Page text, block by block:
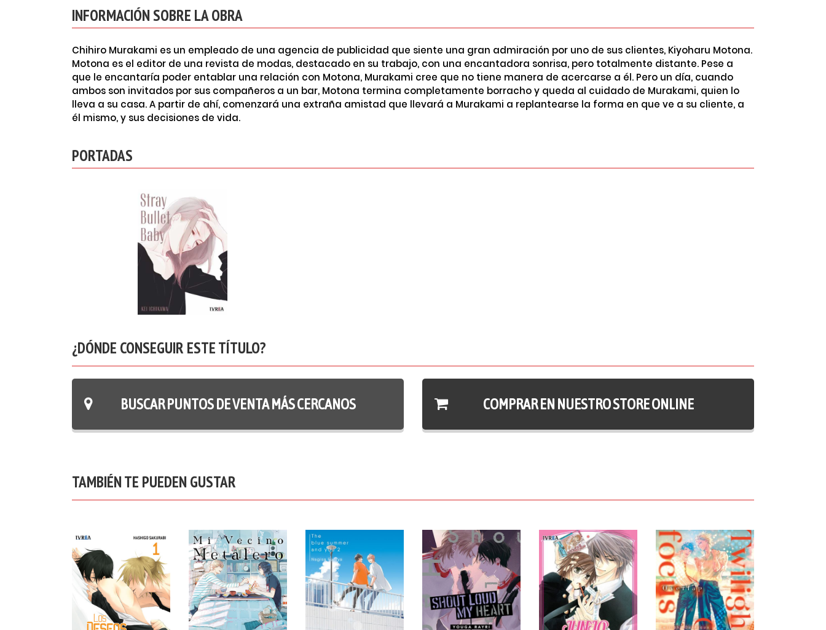
INFORMACIÓN SOBRE LA OBRA
Chihiro Murakami es un empleado de una agencia de publicidad que siente una gran admiración por uno de sus clientes, Kiyoharu Motona.
Motona es el editor de una revista de modas, destacado en su trabajo, con una encantadora sonrisa, pero totalmente distante. Pese a
que le encantaría poder entablar una relación con Motona, Murakami cree que no tiene manera de acercarse a él. Pero un día, cuando
ambos son invitados por sus compañeros a un bar, Motona termina completamente borracho y queda al cuidado de Murakami, quien lo
lleva a su casa. A partir de ahí, comenzará una extraña amistad que llevará a Murakami a replantearse la forma en que ve a su cliente, a
él mismo, y sus decisiones de vida.
PORTADAS
¿DÓNDE CONSEGUIR ESTE TÍTULO?
BUSCAR PUNTOS DE VENTA MÁS CERCANOS COMPRAR EN NUESTRO STORE ONLINE
TAMBIÉN TE PUEDEN GUSTAR